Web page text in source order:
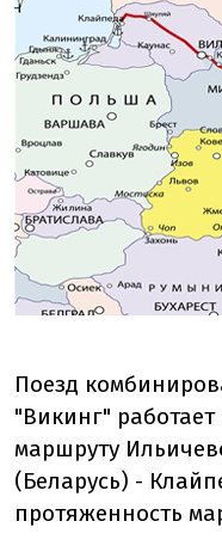
Поезд
"Викинг" работает
маршруту
(Беларусь) -
протяженность